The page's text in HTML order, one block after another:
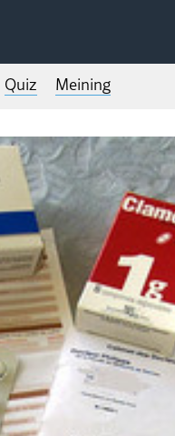
Quiz Meining